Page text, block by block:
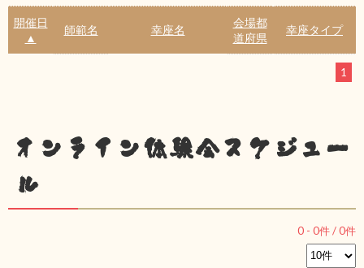
開催日
▲
師範名 幸座名
会場都
道府県
幸座タイプ
1
オンライン体験会スケジュー
ル
0 - 0件 /0件